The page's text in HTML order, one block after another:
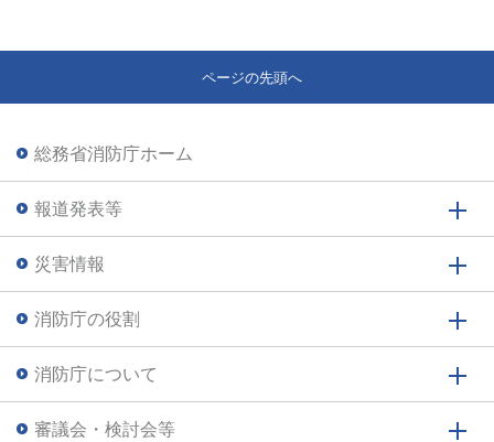
ページの先頭へ
総務省消防庁ホーム
報道発表等
災害情報
消防庁の役割
消防庁について
審議会・検討会等